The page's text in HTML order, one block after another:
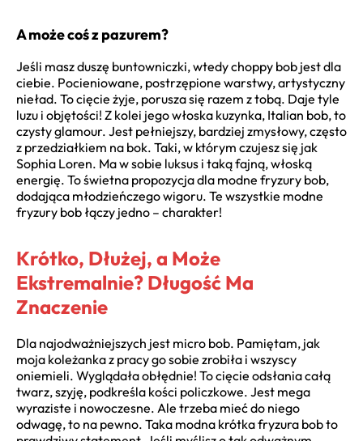
A może coś z pazurem?
Jeśli masz duszę buntowniczki, wtedy choppy bob jest dla
ciebie. Pocieniowane, postrzępione warstwy, artystyczny
nieład. To cięcie żyje, porusza się razem z tobą. Daje tyle
luzu i objętości! Z kolei jego włoska kuzynka, Italian bob, to
czysty glamour. Jest pełniejszy, bardziej zmysłowy, często
z przedziałkiem na bok. Taki, w którym czujesz się jak
Sophia Loren. Ma w sobie luksus i taką fajną, włoską
energię. To świetna propozycja dla modne fryzury bob,
dodająca młodzieńczego wigoru. Te wszystkie modne
fryzury bob łączy jedno – charakter!
Krótko, Dłużej, a Może
Ekstremalnie? Długość Ma
Znaczenie
Dla najodważniejszych jest micro bob. Pamiętam, jak
moja koleżanka z pracy go sobie zrobiła i wszyscy
oniemieli. Wyglądała obłędnie! To cięcie odsłania całą
twarz, szyję, podkreśla kości policzkowe. Jest mega
wyraziste i nowoczesne. Ale trzeba mieć do niego
odwagę, to na pewno. Taka modna krótka fryzura bob to